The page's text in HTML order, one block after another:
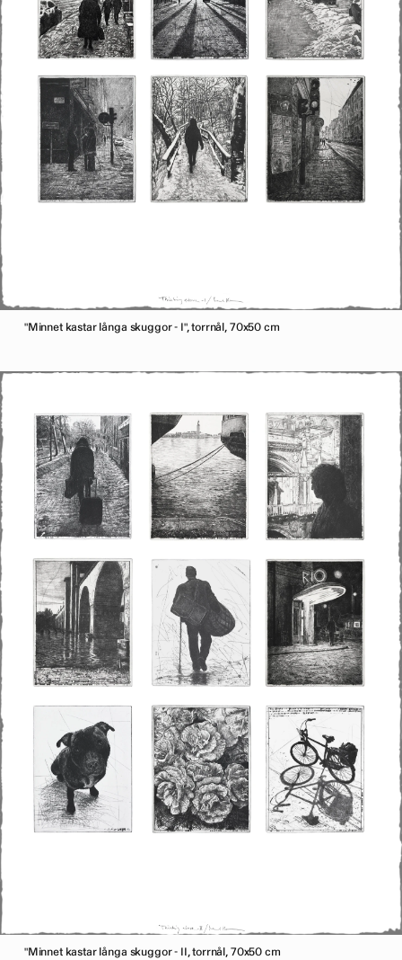
"Minnet kastar långa skuggor - I", torrnål, 70x50 cm
"Minnet kastar långa skuggor - II, torrnål, 70x50 cm